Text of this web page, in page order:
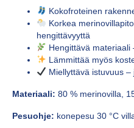
Kokofroteinen
Korkea
hengittävyyttä
Hengittävä materiaali
Lämmittää myös
Miellyttävä istuvuus
Materiaali: 80 % merinovilla,
Pesuohje: konepesu 30 °C